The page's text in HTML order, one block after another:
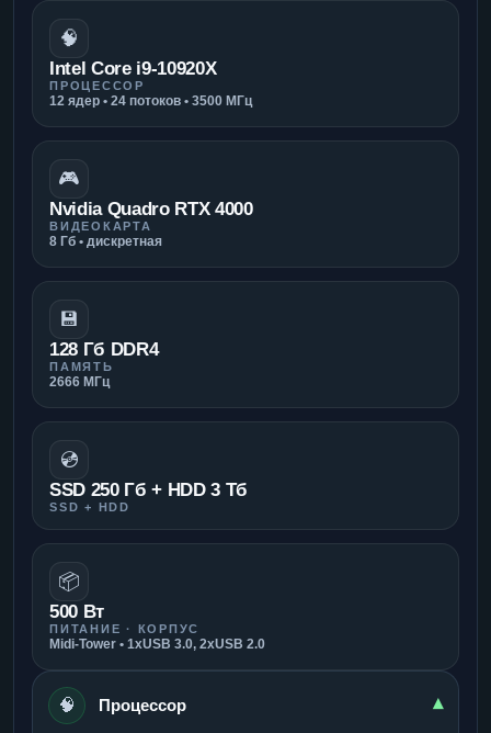
🧠
Intel Core i9-10920X
ПРОЦЕССОР
12 ядер • 24 потоков • 3500 МГц
🎮
Nvidia Quadro RTX 4000
ВИДЕОКАРТА
8 Гб • дискретная
💾
128 Гб DDR4
ПАМЯТЬ
2666 МГц
💿
SSD 250 Гб + HDD 3 Тб
SSD + HDD
📦
500 Вт
ПИТАНИЕ · КОРПУС
Midi-Tower • 1xUSB 3.0, 2xUSB 2.0
🧠 Процессор ▾